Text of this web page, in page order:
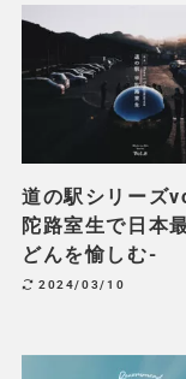
【実写
をレビ
め。
なん-